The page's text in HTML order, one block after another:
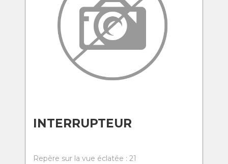
INTERRUPTEUR
Repère sur la vue éclatée : 21